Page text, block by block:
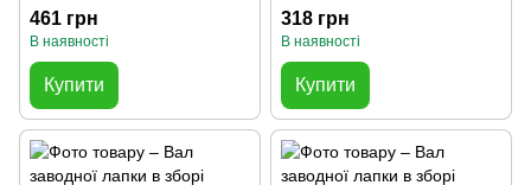
461 грн
В наявності
Купити
318 грн
В наявності
Купити